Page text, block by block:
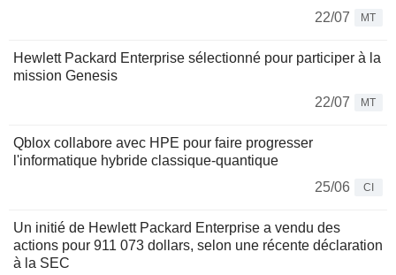
22/07
MT
Hewlett Packard Enterprise sélectionné pour participer à la
mission Genesis
22/07
MT
Qblox collabore avec HPE pour faire progresser
l'informatique hybride classique-quantique
25/06
CI
Un initié de Hewlett Packard Enterprise a vendu des
actions pour 911 073 dollars, selon une récente déclaration
à la SEC